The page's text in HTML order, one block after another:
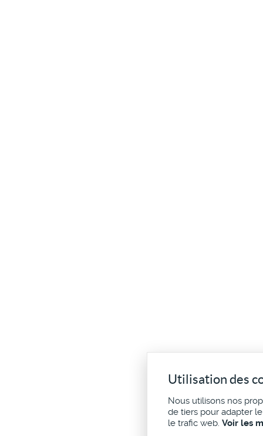
Utilisation des
Nous utilisons nos
de tiers pour adapter
le trafic web. Voir les